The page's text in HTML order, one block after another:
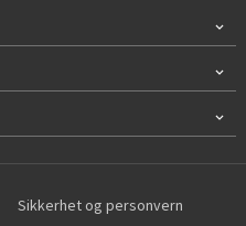
Sikkerhet og personvern